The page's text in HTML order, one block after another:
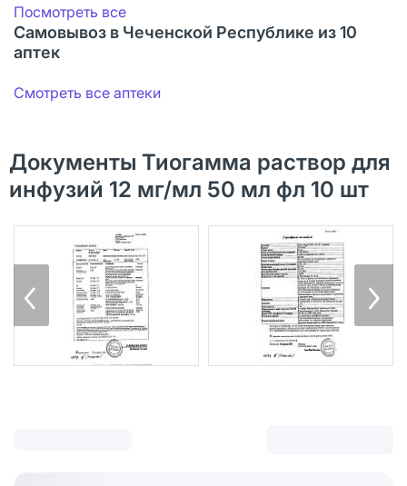
Посмотреть все
Самовывоз в Чеченской Республике из 10
аптек
Смотреть все аптеки
Документы Тиогамма раствор для
инфузий 12 мг/мл 50 мл фл 10 шт